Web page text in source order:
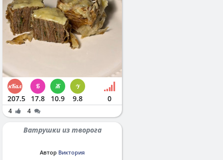
207.5 17.8 10.9 9.8 0
4 4
Ватрушки из творога
Автор Виктория